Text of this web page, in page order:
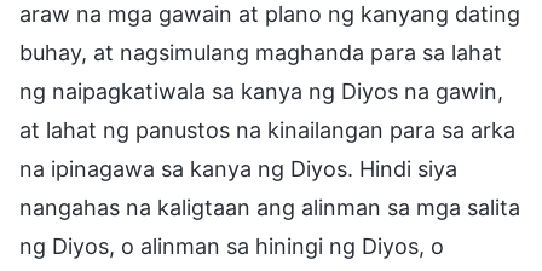
araw na mga gawain at plano ng kanyang dating
buhay, at nagsimulang maghanda para sa lahat
ng naipagkatiwala sa kanya ng Diyos na gawin,
at lahat ng panustos na kinailangan para sa arka
na ipinagawa sa kanya ng Diyos. Hindi siya
nangahas na kaligtaan ang alinman sa mga salita
ng Diyos, o alinman sa hiningi ng Diyos, o